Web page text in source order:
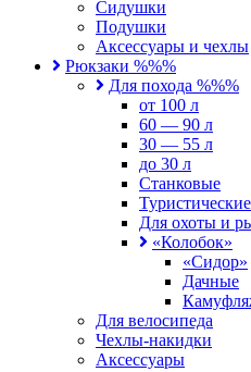
Сидушки
Подушки
Аксессуары и чехлы
Рюкзаки %%%
Для похода %%%
от 100 л
60 — 90 л
30 — 55 л
до 30 л
Станковые
Для охоты и
«Колобок»
«Сидор»
Дачные
Для велосипеда
Чехлы-накидки
Аксессуары